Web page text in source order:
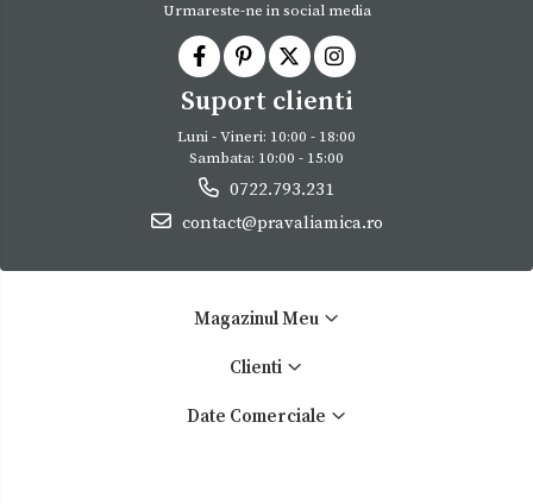
Urmareste-ne in social media
Suport clienti
Luni - Vineri: 10:00 - 18:00
Sambata: 10:00 - 15:00
0722.793.231
contact@pravaliamica.ro
Magazinul Meu
Clienti
Date Comerciale